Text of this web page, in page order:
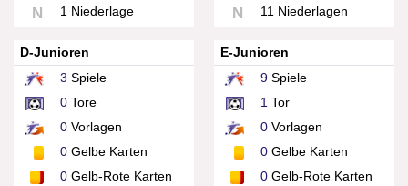
N 1 Niederlage N 11 Niederlagen
D-Junioren
3 Spiele
0 Tore
0 Vorlagen
0 Gelbe Karten
0 Gelb-Rote Karten
E-Junioren
9Spiele
1Tor
0Vorlagen
0Gelbe Karten
0Gelb-Rote Karten